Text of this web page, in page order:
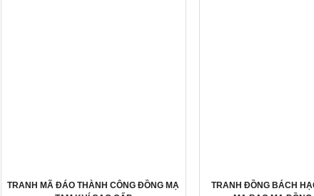
TRANH MÃ ĐÁO THÀNH CÔNG ĐỒNG MẠ
TRANH ĐỒNG BÁCH